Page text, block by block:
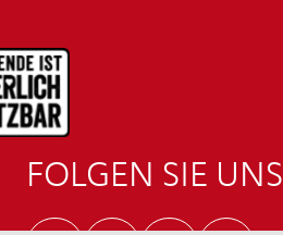
FOLGEN SIE UNS